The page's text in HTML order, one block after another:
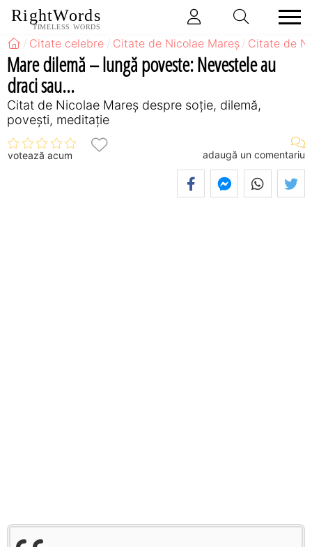
RightWords
TIMELESS WORDS
Citate celebre Citate de Nicolae Mareș Citate de
Mare dilemă – lungă poveste: Nevestele au
draci sau...
Citat de Nicolae Mareș despre soție, dilemă,
povești, meditație
votează acum adaugă un comentariu